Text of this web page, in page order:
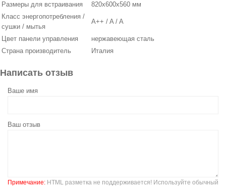
Размеры для встраивания
820x600x560 мм
Класс энергопотребления /
сушки / мытья
A++ / A / A
Цвет панели управления
нержавеющая сталь
Страна производитель
Италия
Написать отзыв
Ваше имя
Ваш отзыв
Примечание: HTML разметка не поддерживается! Используйте обычный